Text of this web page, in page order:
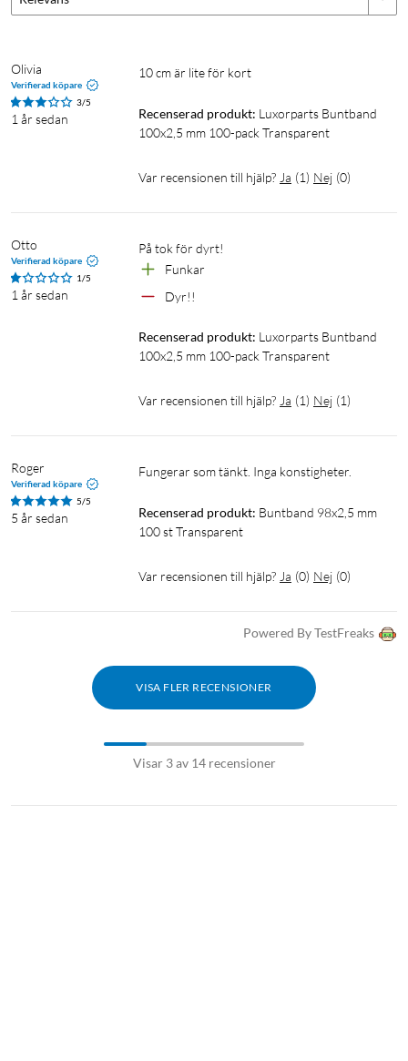
Olivia
Verifierad köpare
3/5
1 år sedan
10 cm är lite för kort
Recenserad produkt: Luxorparts Buntband
100x2,5 mm 100-pack Transparent
Var recensionen till hjälp? Ja (1) Nej (0)
Otto
Verifierad köpare
1/5
1 år sedan
På tok för dyrt!
Funkar
Dyr!!
Recenserad produkt: Luxorparts Buntband
100x2,5 mm 100-pack Transparent
Var recensionen till hjälp? Ja (1) Nej (1)
Roger
Verifierad köpare
5/5
5 år sedan
Fungerar som tänkt. Inga konstigheter.
Recenserad produkt: Buntband 98x2,5 mm
100 st Transparent
Var recensionen till hjälp? Ja (0) Nej (0)
Powered By TestFreaks
VISA FLER RECENSIONER
Visar 3 av 14 recensioner